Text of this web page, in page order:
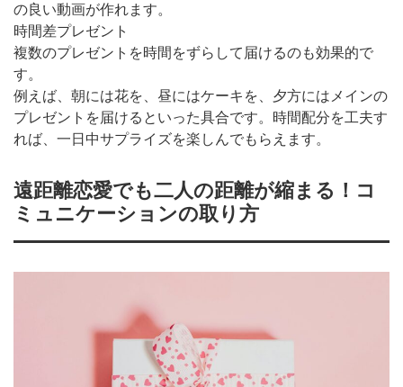
の良い動画が作れます。
時間差プレゼント
複数のプレゼントを時間をずらして届けるのも効果的で
す。
例えば、朝には花を、昼にはケーキを、夕方にはメインの
プレゼントを届けるといった具合です。時間配分を工夫す
れば、一日中サプライズを楽しんでもらえます。
遠距離恋愛でも二人の距離が縮まる！コ
ミュニケーションの取り方